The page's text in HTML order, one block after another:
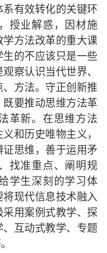
有效转化的关键环
授业解惑，因材施
方法改革的重大课
的不应该只是一些
察认识当代世界、
方法。守正创新推
要推动思维方法革
革新。在思维方法
和历史唯物主义，
思维，善于运用矛
找准重点、阐明规
学生深刻的学习体
现代信息技术融入
用案例式教学、探
互动式教学、专题